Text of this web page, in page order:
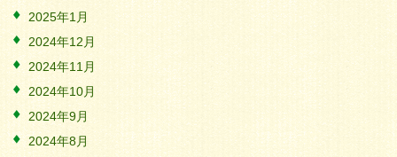
2025年1月
2024年12月
2024年11月
2024年10月
2024年9月
2024年8月